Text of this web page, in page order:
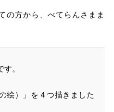
の方から、べてらんさまま
。
絵）」を４つ描きました